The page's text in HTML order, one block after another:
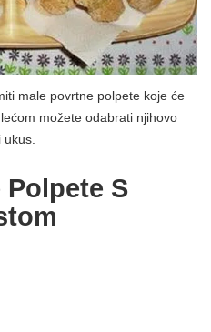
male povrtne polpete koje će
možete odabrati njihovo
ukus.
Polpete S